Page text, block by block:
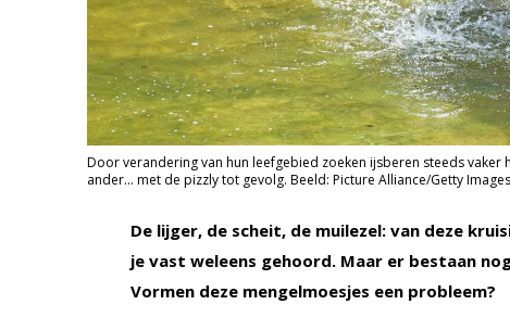
Door verandering van hun leefgebied zoeken ijsberen steeds
ander... met de pizzly tot gevolg. Beeld: Picture Alliance/Getty
De lijger, de scheit, de muilezel: van deze
je vast weleens gehoord. Maar er bestaan
Vormen deze mengelmoesjes een probleem?